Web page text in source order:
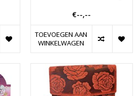
€--,--
TOEVOEGEN AAN
WINKELWAGEN